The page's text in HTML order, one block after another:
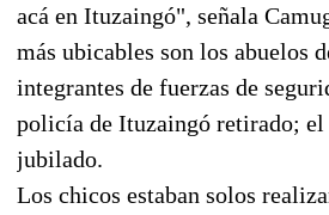
acá en Ituzaingó", señala
más ubicables son los abuelos
integrantes de fuerzas de
policía de Ituzaingó retirado; el
jubilado.
Los chicos estaban solos